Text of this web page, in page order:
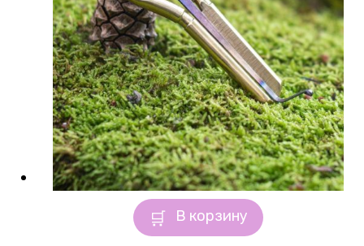
В корзину